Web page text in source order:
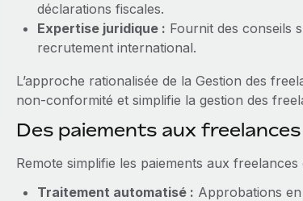
déclarations fiscales.
Expertise juridique : Fournit des conseils
recrutement international.
L’approche rationalisée de la Gestion des
non‑conformité et simplifie la gestion des
Des paiements aux
Remote simplifie les paiements aux
Traitement automatisé : Approbations